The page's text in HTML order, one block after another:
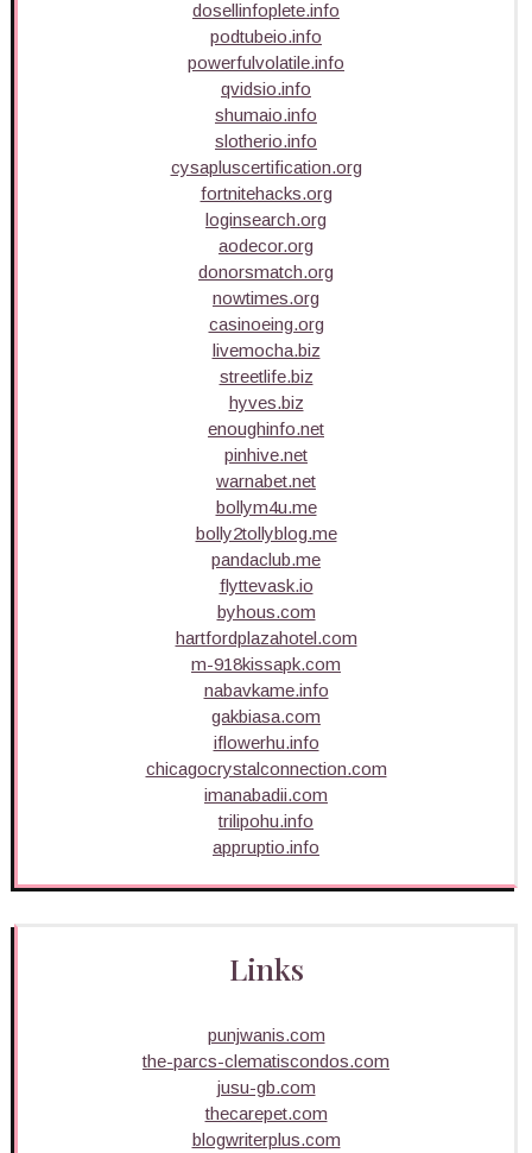
dosellinfoplete.info
podtubeio.info
powerfulvolatile.info
qvidsio.info
shumaio.info
slotherio.info
cysapluscertification.org
fortnitehacks.org
loginsearch.org
aodecor.org
donorsmatch.org
nowtimes.org
casinoeing.org
livemocha.biz
streetlife.biz
hyves.biz
enoughinfo.net
pinhive.net
warnabet.net
bollym4u.me
bolly2tollyblog.me
pandaclub.me
flyttevask.io
byhous.com
hartfordplazahotel.com
m-918kissapk.com
nabavkame.info
gakbiasa.com
iflowerhu.info
chicagocrystalconnection.com
imanabadii.com
trilipohu.info
appruptio.info
Links
punjwanis.com
the-parcs-clematiscondos.com
jusu-gb.com
thecarepet.com
blogwriterplus.com